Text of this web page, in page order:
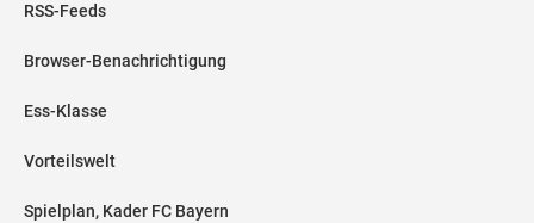
RSS-Feeds
Browser-Benachrichtigung
Ess-Klasse
Vorteilswelt
Spielplan, Kader FC Bayern